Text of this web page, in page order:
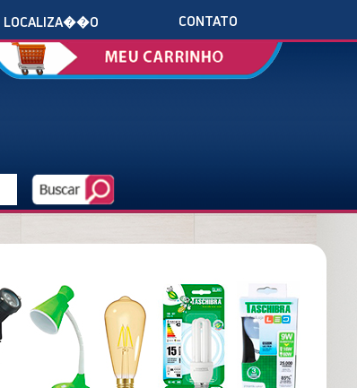
LOCALIZA��O CONTATO